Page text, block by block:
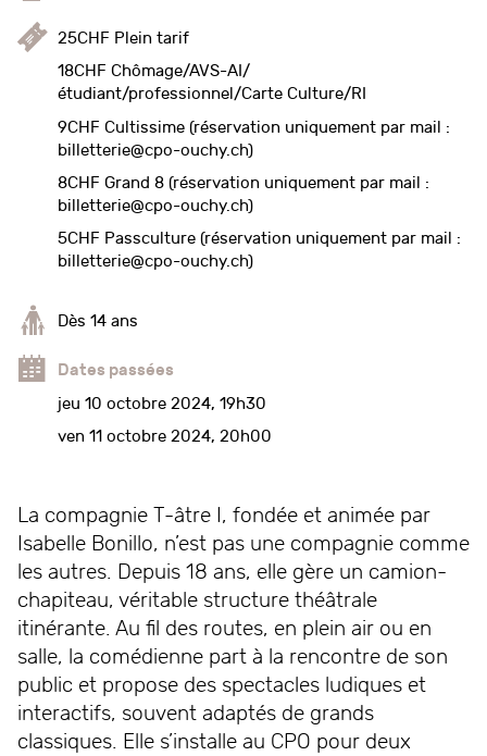
25CHF Plein tarif
18CHF Chômage/AVS-AI/
étudiant/professionnel/Carte Culture/RI
9CHF Cultissime (réservation uniquement par mail :
billetterie@cpo-ouchy.ch)
8CHF Grand 8 (réservation uniquement par mail :
billetterie@cpo-ouchy.ch)
5CHF Passculture (réservation uniquement par mail :
billetterie@cpo-ouchy.ch)
Dès 14 ans
Dates passées
jeu 10 octobre 2024, 19h30
ven 11 octobre 2024, 20h00
La compagnie T-âtre I, fondée et animée par
Isabelle Bonillo, n’est pas une compagnie comme
les autres. Depuis 18 ans, elle gère un camion-
chapiteau, véritable structure théâtrale
itinérante. Au fil des routes, en plein air ou en
salle, la comédienne part à la rencontre de son
public et propose des spectacles ludiques et
interactifs, souvent adaptés de grands
classiques. Elle s’installe au CPO pour deux